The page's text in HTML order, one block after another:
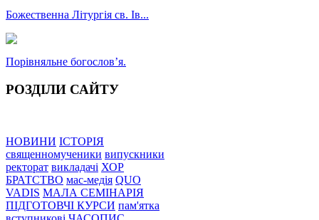
Божественна Літургія св. Ів...
Порівняльне богословʼя.
РОЗДІЛИ САЙТУ
НОВИНИ ІСТОРІЯ
священномученики випускники
ректорат викладачі ХОР
БРАТСТВО мас-медія QUO
VADIS МАЛА СЕМІНАРІЯ
ПІДГОТОВЧІ КУРСИ пам'ятка